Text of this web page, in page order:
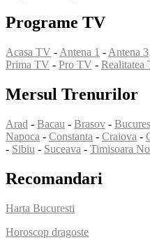
Programe TV
Acasa TV - Antena 1 - Antena 3
Prima TV - Pro TV - Realitatea
Mersul Trenurilor
Arad - Bacau - Brasov -
Napoca - Constanta - Craiova -
- Sibiu - Suceava - Timisoara
Recomandari
Harta Bucuresti
Horoscop dragoste